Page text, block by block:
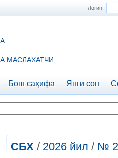
Логин:
МАСЛАХАТЧИ
Бош саҳифа Янги сон
СБХ / 2026 йил / №